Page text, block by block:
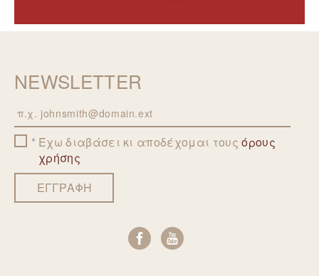
NEWSLETTER
EmailΈχω διαβάσει κι αποδέχομαι τουςόρους
χρήσης
ΕΓΓΡΑΦΗ